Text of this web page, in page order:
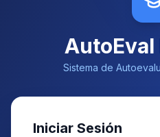
Sistema de
Iniciar Sesión